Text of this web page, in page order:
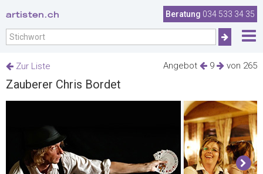
artisten.ch Beratung 034 533 34 35
Angebot 9 von 265
Zur Liste
Zauberer Chris Bordet